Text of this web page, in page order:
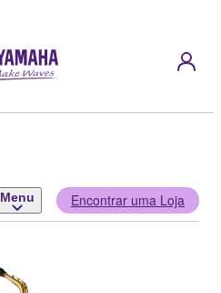
Menu Encontrar uma Loja